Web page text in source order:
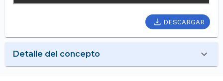
DESCARGAR
Detalle del concepto